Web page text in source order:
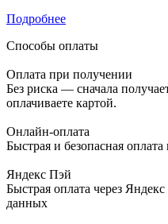
Подробнее
Способы оплаты
Оплата при получении
Без риска — сначала
оплачиваете картой.
Онлайн-оплата
Быстрая и безопасная
Яндекс Пэй
Быстрая оплата через
данных